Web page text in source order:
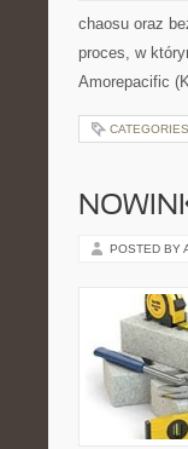
chaosu oraz
proces, w
Amorepacific
POSTED BY